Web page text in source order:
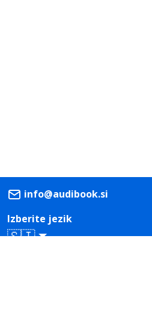
info@audibook.si
Izberite jezik
🇸🇮